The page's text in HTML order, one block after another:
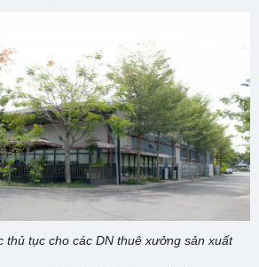
thủ tục cho các DN thuê xưởng sản xuất